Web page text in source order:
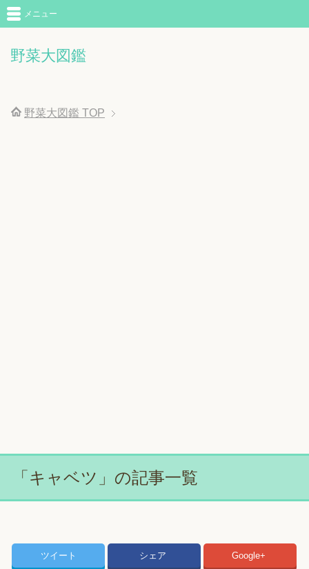
野菜大図鑑
メニュー
野菜大図鑑 TOP
「キャベツ」の記事一覧
ツイート シェア Google+